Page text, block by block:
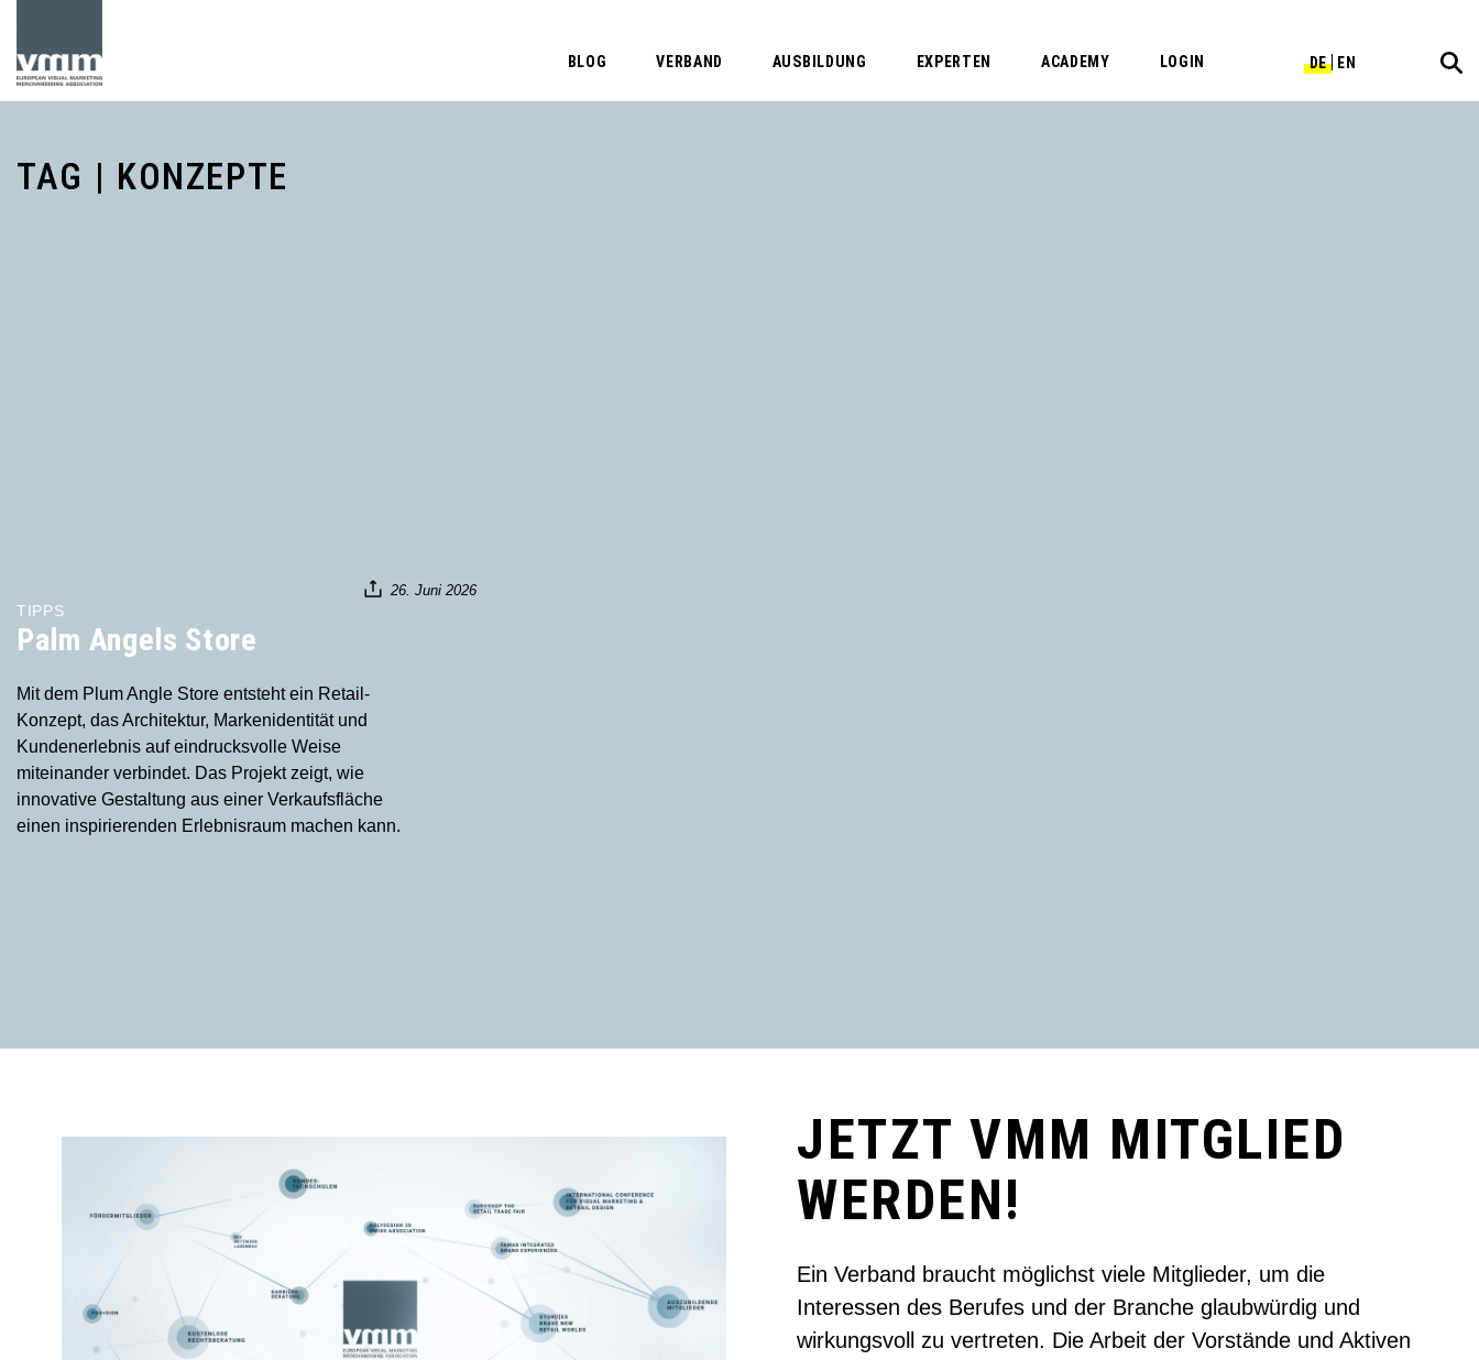
BLOG VERBAND AUSBILDUNG EXPERTEN ACADEMY LOGIN DE EN
TAG | KONZEPTE
26. Juni 2026
TIPPS
Palm Angels Store
Mit dem Plum Angle Store entsteht ein Retail-
Konzept, das Architektur, Markenidentität und
Kundenerlebnis auf eindrucksvolle Weise
miteinander verbindet. Das Projekt zeigt, wie
innovative Gestaltung aus einer Verkaufsfläche
einen inspirierenden Erlebnisraum machen kann.
JETZT VMM MITGLIED
WERDEN!
Ein Verband braucht möglichst viele Mitglieder, um die
Interessen des Berufes und der Branche glaubwürdig und
wirkungsvoll zu vertreten. Die Arbeit der Vorstände und Aktiven